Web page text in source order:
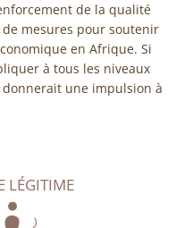
de la qualité
mesures pour soutenir
en Afrique. Si
à tous les niveaux
une impulsion à
LÉGITIME